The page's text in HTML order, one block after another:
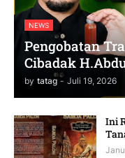
NEWS
Pengobatan
Cibadak
by tatag - Juli 19, 2026
Ini